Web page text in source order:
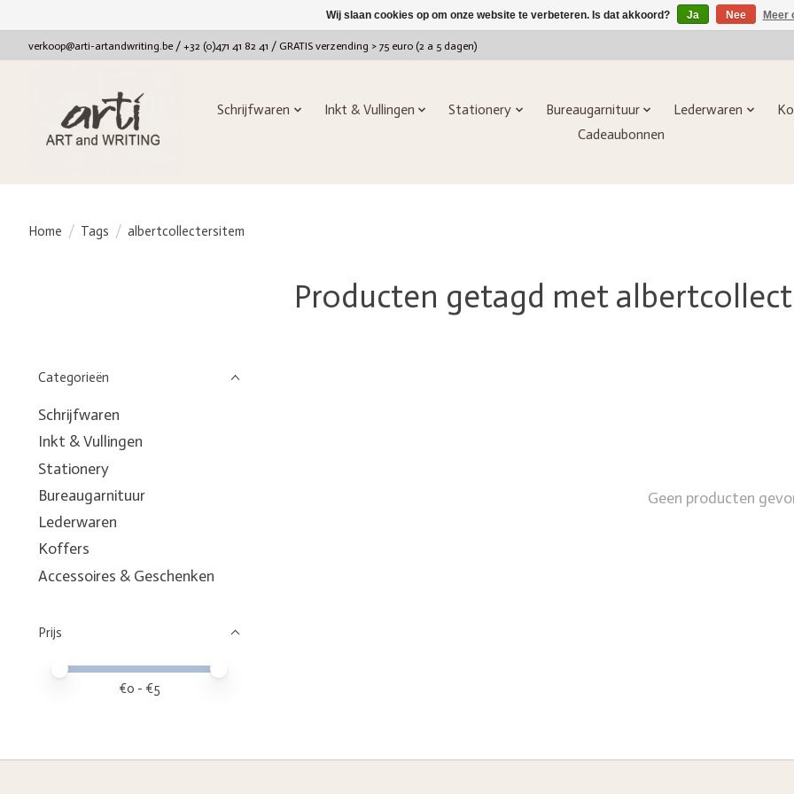
verkoop@arti-artandwriting.be/ +32 (0)471 41 82 41 / GRATIS verzending > 75 euro (2 a 5 dagen)
Schrijfwaren Inkt & Vullingen Stationery Bureaugarnituur Lederwaren
Cadeaubonnen
Home / Tags / albertcollectersitem
Producten getagd met
Categorieën
Schrijfwaren
Inkt & Vullingen
Stationery
Bureaugarnituur
Lederwaren
Koffers
Accessoires & Geschenken
Prijs
Minimale prijswaarde
Price maximum value
€0 - €5
Geen producten
Wij slaan cookies op om onze website te verbeteren. Is dat akkoord? Ja Nee Meer